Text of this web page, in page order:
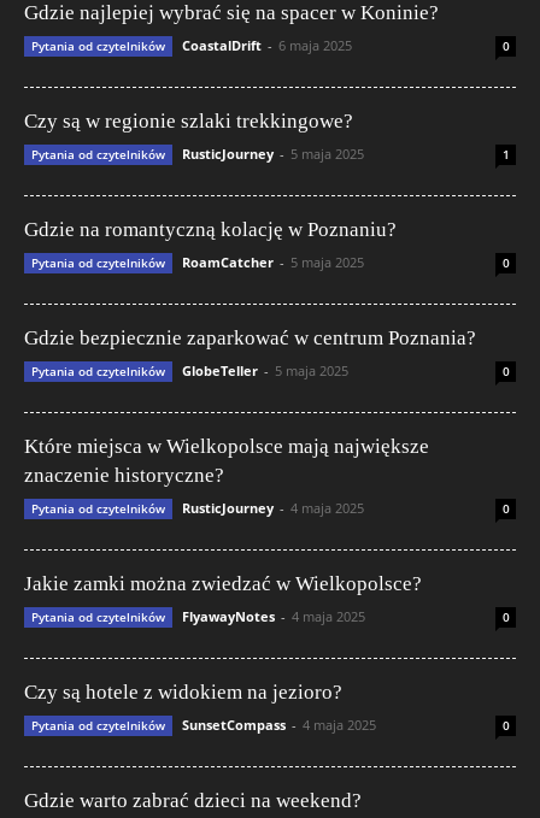
Gdzie najlepiej wybrać się na spacer w Koninie?
Pytania od czytelników CoastalDrift - 6 maja 2025 0
Czy są w regionie szlaki trekkingowe?
Pytania od czytelników RusticJourney - 5 maja 2025 1
Gdzie na romantyczną kolację w Poznaniu?
Pytania od czytelników RoamCatcher - 5 maja 2025 0
Gdzie bezpiecznie zaparkować w centrum Poznania?
Pytania od czytelników GlobeTeller - 5 maja 2025 0
Które miejsca w Wielkopolsce mają największe
znaczenie historyczne?
Pytania od czytelników RusticJourney - 4 maja 2025 0
Jakie zamki można zwiedzać w Wielkopolsce?
Pytania od czytelników FlyawayNotes - 4 maja 2025 0
Czy są hotele z widokiem na jezioro?
Pytania od czytelników SunsetCompass - 4 maja 2025 0
Gdzie warto zabrać dzieci na weekend?